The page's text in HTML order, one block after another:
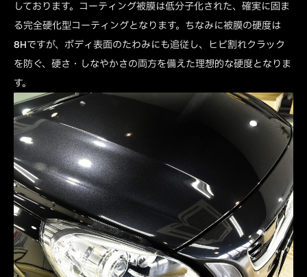
しております。コーティング被膜は低分子化された、確実に固ま
る完全硬化型コーティングとなります。ちなみに被膜の硬度は
8Hですが、ボディ表面のたわみにも追従し、ヒビ割れクラック
を防ぐ、硬さ・しなやかさの両方を備えた理想的な硬度となりま
す。